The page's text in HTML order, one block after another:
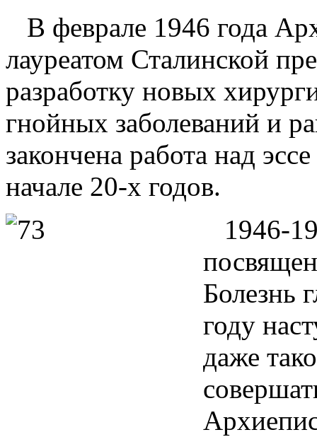
В феврале 1946 года
лауреатом Сталинской
разработку новых
гнойных заболеваний и
закончена работа над
начале 20-х годов.
1946-
Болезнь
году
даже